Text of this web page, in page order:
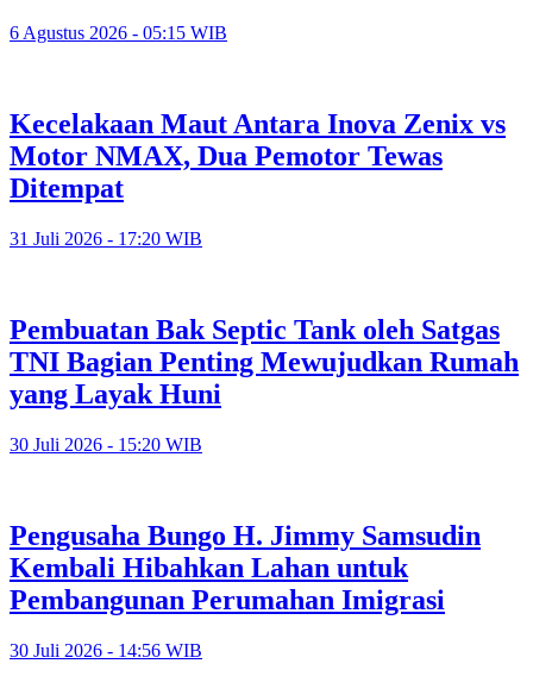
6 Agustus 2026 - 05:15 WIB
Kecelakaan Maut Antara Inova Zenix vs
Motor NMAX, Dua Pemotor Tewas
Ditempat
31 Juli 2026 - 17:20 WIB
Pembuatan Bak Septic Tank oleh Satgas
TNI Bagian Penting Mewujudkan Rumah
yang Layak Huni
30 Juli 2026 - 15:20 WIB
Pengusaha Bungo H. Jimmy Samsudin
Kembali Hibahkan Lahan untuk
Pembangunan Perumahan Imigrasi
30 Juli 2026 - 14:56 WIB